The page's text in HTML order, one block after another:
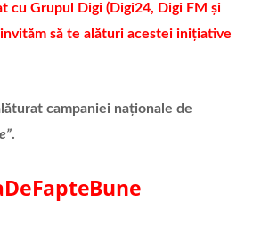
cu Grupul Digi (Digi24, Digi FM și
să te alături acestei inițiative
campaniei naționale de
.